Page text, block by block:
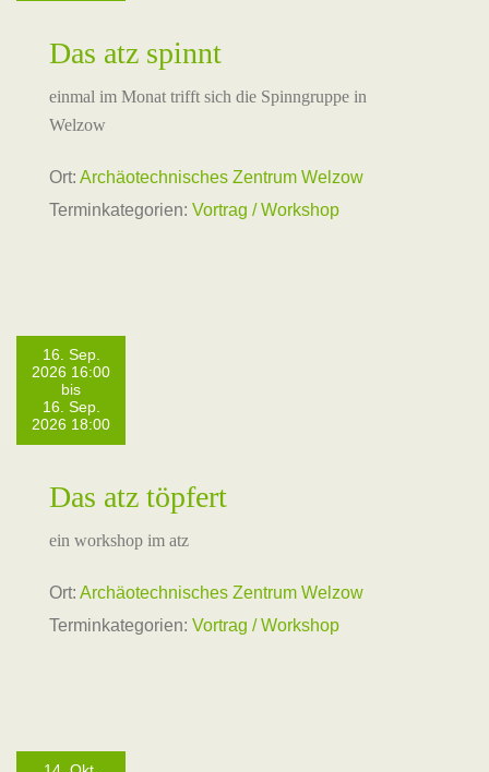
Das atz spinnt
einmal im Monat trifft sich die Spinngruppe in
Welzow
Ort: Archäotechnisches Zentrum Welzow
Terminkategorien: Vortrag / Workshop
16. Sep.
2026 16:00
bis
16. Sep.
2026 18:00
Das atz töpfert
ein workshop im atz
Ort: Archäotechnisches Zentrum Welzow
Terminkategorien: Vortrag / Workshop